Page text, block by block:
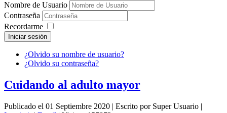
Nombre de Usuario
Contraseña
Recordarme
Iniciar sesión
¿Olvido su nombre de usuario?
¿Olvido su contraseña?
Cuidando al adulto mayor
Publicado el 01 Septiembre 2020 | Escrito por Super Usuario |